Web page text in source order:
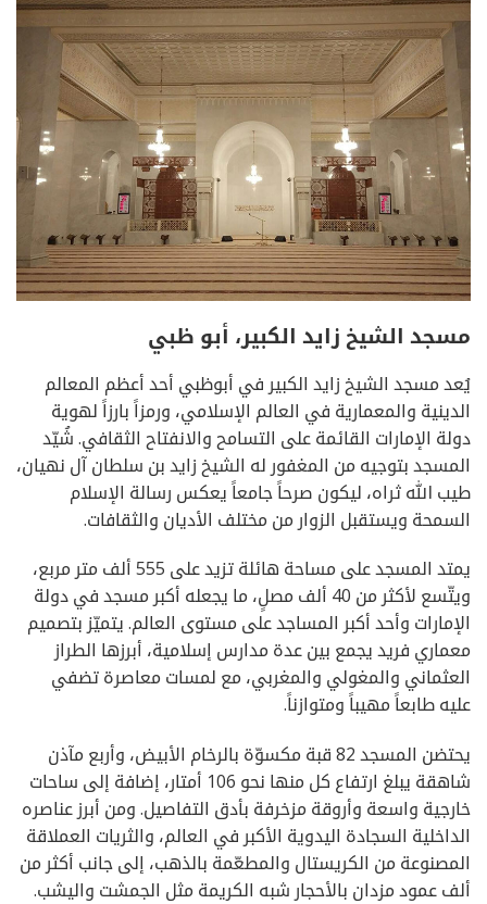
مسجد الشيخ زايد الكبير، أبو ظبي
يُعد مسجد الشيخ زايد الكبير في أبوظبي أحد أعظم المعالم
الدينية والمعمارية في العالم الإسلامي، ورمزاً بارزاً لهوية
دولة الإمارات القائمة على التسامح والانفتاح الثقافي. شُيّد
المسجد بتوجيه من المغفور له الشيخ زايد بن سلطان آل نهيان،
طيب الله ثراه، ليكون صرحاً جامعاً يعكس رسالة الإسلام
السمحة ويستقبل الزوار من مختلف الأديان والثقافات.
يمتد المسجد على مساحة هائلة تزيد على 555 ألف متر مربع،
ويتّسع لأكثر من 40 ألف مصلٍ، ما يجعله أكبر مسجد في دولة
الإمارات وأحد أكبر المساجد على مستوى العالم. يتميّز بتصميم
معماري فريد يجمع بين عدة مدارس إسلامية، أبرزها الطراز
العثماني والمغولي والمغربي، مع لمسات معاصرة تضفي
عليه طابعاً مهيباً ومتوازناً.
يحتضن المسجد 82 قبة مكسوّة بالرخام الأبيض، وأربع مآذن
شاهقة يبلغ ارتفاع كل منها نحو 106 أمتار، إضافة إلى ساحات
خارجية واسعة وأروقة مزخرفة بأدق التفاصيل. ومن أبرز عناصره
الداخلية السجادة اليدوية الأكبر في العالم، والثريات العملاقة
المصنوعة من الكريستال والمطعّمة بالذهب، إلى جانب أكثر من
ألف عمود مزدان بالأحجار شبه الكريمة مثل الجمشت واليشب.